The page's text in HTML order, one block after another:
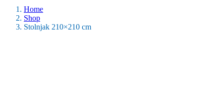
Home
Shop
Stolnjak 210×210 cm